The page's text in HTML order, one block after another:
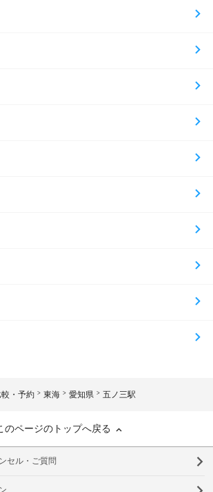
・予約 東海 愛知県 五ノ三駅
のページのトップへ戻る